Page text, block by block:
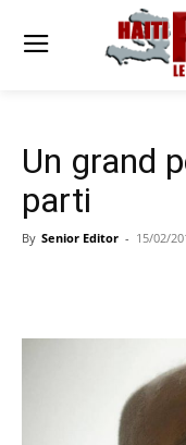
Un grand
parti
By Senior Editor - 15/02/